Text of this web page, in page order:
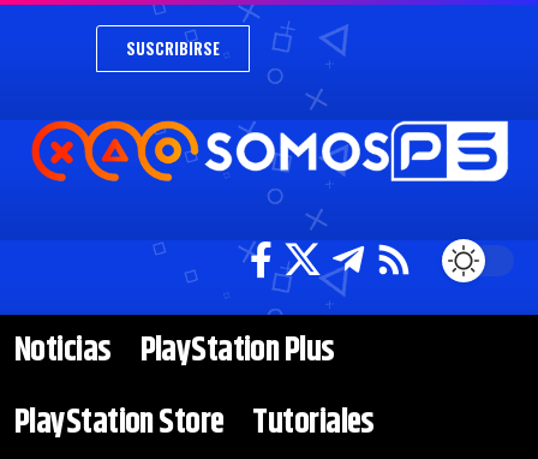
SUSCRIBIRSE
Noticias
PlayStation Plus
PlayStation Store Tutoriales